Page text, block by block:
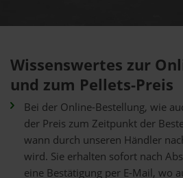
Wissenswertes zur
und zum Pellets-Preis
Bei der Online-Bestellung, wie
der Preis zum Zeitpunkt der
wann durch unseren Händler
wird. Sie erhalten sofort nach
eine Bestätigung per E-Mail, wo